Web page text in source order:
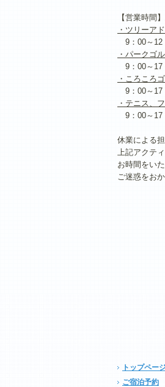
【営業時間
・ツリーア
9：00～12
・パークゴ
9：00～17
・ころころ
9：00～17
・テニス、
9：00～17
休業による
上記アクテ
お時間をい
ご迷惑をお
トップペー
ご宿泊予約